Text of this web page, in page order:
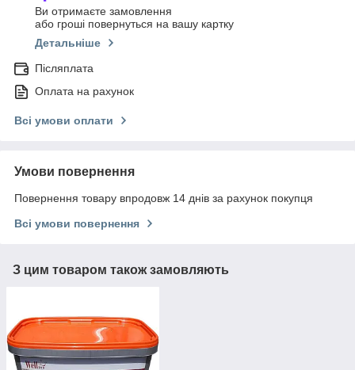
Ви отримаєте замовлення
або гроші повернуться на вашу картку
Детальніше
Післяплата
Оплата на рахунок
Всі умови оплати
Умови повернення
Повернення товару впродовж 14 днів за рахунок покупця
Всі умови повернення
З цим товаром також замовляють